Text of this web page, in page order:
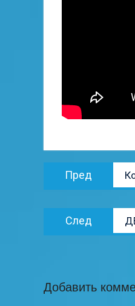
Навигация
Пред
След
Добавить